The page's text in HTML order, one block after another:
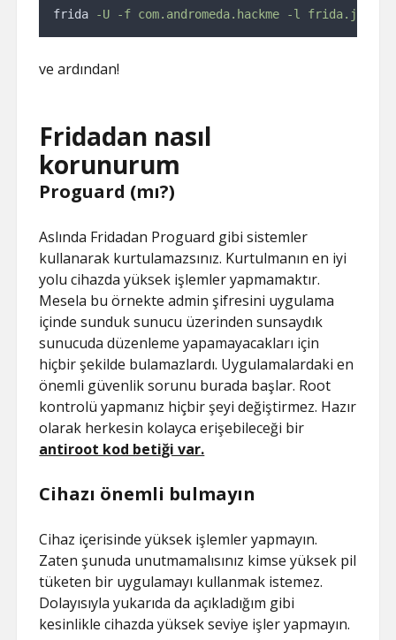
frida -U -f com.andromeda.hackme -l frida.js
ve ardından!
Fridadan nasıl
korunurum
Proguard (mı?)
Aslında Fridadan Proguard gibi sistemler
kullanarak kurtulamazsınız. Kurtulmanın en iyi
yolu cihazda yüksek işlemler yapmamaktır.
Mesela bu örnekte admin şifresini uygulama
içinde sunduk sunucu üzerinden sunsaydık
sunucuda düzenleme yapamayacakları için
hiçbir şekilde bulamazlardı. Uygulamalardaki en
önemli güvenlik sorunu burada başlar. Root
kontrolü yapmanız hiçbir şeyi değiştirmez. Hazır
olarak herkesin kolayca erişebileceği bir
antiroot kod betiği var.
Cihazı önemli bulmayın
Cihaz içerisinde yüksek işlemler yapmayın.
Zaten şunuda unutmamalısınız kimse yüksek pil
tüketen bir uygulamayı kullanmak istemez.
Dolayısıyla yukarıda da açıkladığım gibi
kesinlikle cihazda yüksek seviye işler yapmayın.